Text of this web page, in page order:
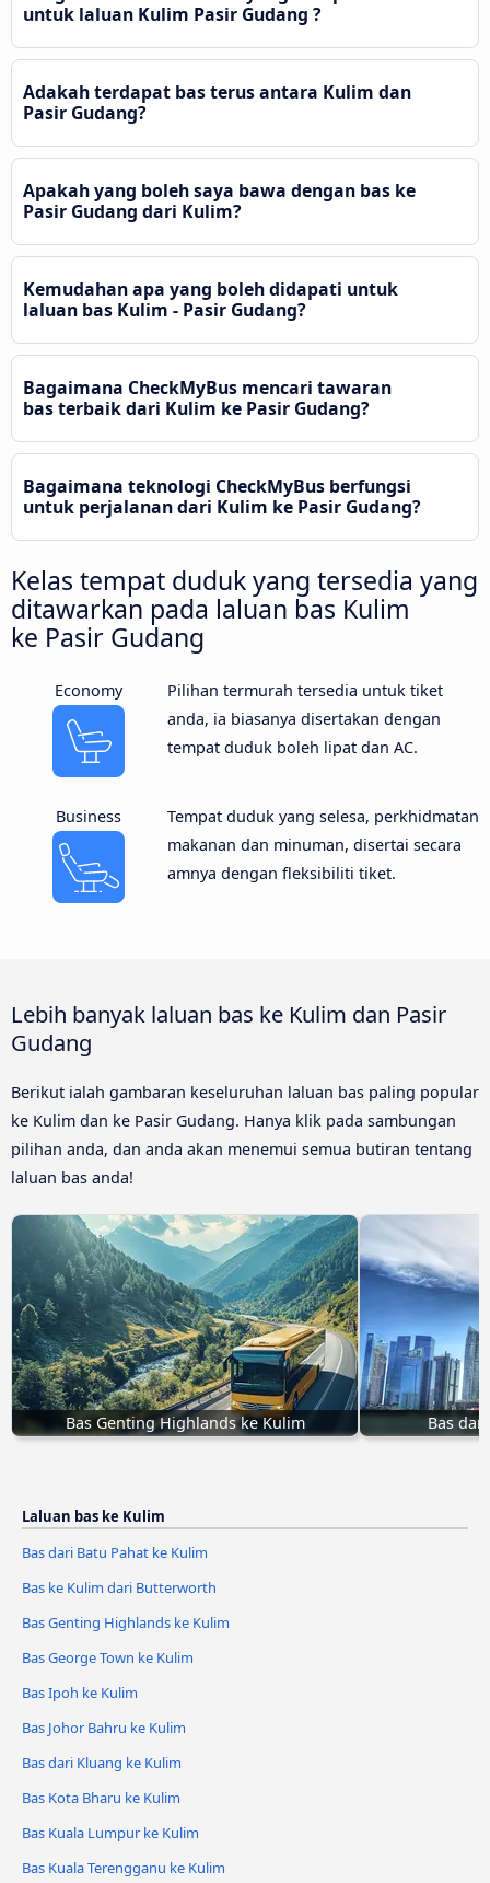
untuk laluan Kulim Pasir Gudang ?
Adakah terdapat bas terus antara Kulim dan
Pasir Gudang?
Apakah yang boleh saya bawa dengan bas ke
Pasir Gudang dari Kulim?
Kemudahan apa yang boleh didapati untuk
laluan bas Kulim - Pasir Gudang?
Bagaimana CheckMyBus mencari tawaran
bas terbaik dari Kulim ke Pasir Gudang?
Bagaimana teknologi CheckMyBus berfungsi
untuk perjalanan dari Kulim ke Pasir Gudang?
Kelas tempat duduk yang tersedia yang
ditawarkan pada laluan bas Kulim
ke Pasir Gudang
Economy
Pilihan termurah tersedia untuk tiket
anda, ia biasanya disertakan dengan
tempat duduk boleh lipat dan AC.
Business
Tempat duduk yang selesa, perkhidmatan
makanan dan minuman, disertai secara
amnya dengan fleksibiliti tiket.
Lebih banyak laluan bas ke Kulim dan Pasir
Gudang
Berikut ialah gambaran keseluruhan laluan bas paling popular
ke Kulim dan ke Pasir Gudang. Hanya klik pada sambungan
pilihan anda, dan anda akan menemui semua butiran tentang
laluan bas anda!
Bas Genting Highlands ke Kulim Bas
Laluan bas ke Kulim
Bas dari Batu Pahat ke Kulim
Bas ke Kulim dari Butterworth
Bas Genting Highlands ke Kulim
Bas George Town ke Kulim
Bas Ipoh ke Kulim
Bas Johor Bahru ke Kulim
Bas dari Kluang ke Kulim
Bas Kota Bharu ke Kulim
Bas Kuala Lumpur ke Kulim
Bas Kuala Terengganu ke Kulim